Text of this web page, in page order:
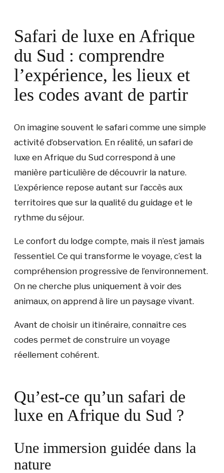
Safari de luxe en Afrique
du Sud : comprendre
l’expérience, les lieux et
les codes avant de partir
On imagine souvent le safari comme une simple
activité d’observation. En réalité, un safari de
luxe en Afrique du Sud correspond à une
manière particulière de découvrir la nature.
L’expérience repose autant sur l’accès aux
territoires que sur la qualité du guidage et le
rythme du séjour.
Le confort du lodge compte, mais il n’est jamais
l’essentiel. Ce qui transforme le voyage, c’est la
compréhension progressive de l’environnement.
On ne cherche plus uniquement à voir des
animaux, on apprend à lire un paysage vivant.
Avant de choisir un itinéraire, connaître ces
codes permet de construire un voyage
réellement cohérent.
Qu’est-ce qu’un safari de
luxe en Afrique du Sud ?
Une immersion guidée dans la
nature